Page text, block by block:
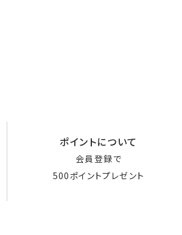
ポイントについて
会員登録で
500ポイントプレゼント